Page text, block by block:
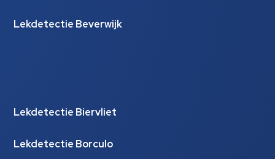
Lekdetectie Beverwijk
Lekdetectie Biervliet
Lekdetectie Borculo